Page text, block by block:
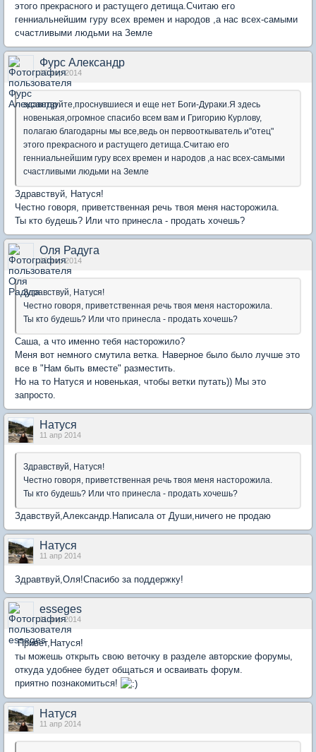
этого прекрасного и растущего детища.Считаю его
генниальнейшим гуру всех времен и народов ,а нас всех-самыми
счастливыми людьми на Земле
Фурс Александр
10 апр 2014
здавствуйте,проснувшиеся и еще нет Боги-Дураки.Я здесь
новенькая,огромное спасибо всем вам и Григорию Курлову,
полагаю благодарны мы все,ведь он первооткыватель и"отец"
этого прекрасного и растущего детища.Считаю его
генниальнейшим гуру всех времен и народов ,а нас всех-самыми
счастливыми людьми на Земле
Здравствуй, Натуся!
Честно говоря, приветственная речь твоя меня насторожила.
Ты кто будешь? Или что принесла - продать хочешь?
Оля Радуга
10 апр 2014
Здравствуй, Натуся!
Честно говоря, приветственная речь твоя меня насторожила.
Ты кто будешь? Или что принесла - продать хочешь?
Саша, а что именно тебя насторожило?
Меня вот немного смутила ветка. Наверное было было лучше это
все в "Нам быть вместе" разместить.
Но на то Натуся и новенькая, чтобы ветки путать)) Мы это
запросто.
Натуся
11 апр 2014
Здравствуй, Натуся!
Честно говоря, приветственная речь твоя меня насторожила.
Ты кто будешь? Или что принесла - продать хочешь?
Здавствуй,Александр.Написала от Души,ничего не продаю
Натуся
11 апр 2014
Здравтвуй,Оля!Спасибо за поддержку!
esseges
11 апр 2014
Привет,Натуся!
ты можешь открыть свою веточку в разделе авторские форумы,
откуда удобнее будет общаться и осваивать форум.
приятно познакомиться!
Натуся
11 апр 2014